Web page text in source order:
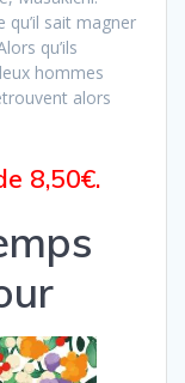
qu’il sait magner
qu’ils
hommes
alors
8,50€.